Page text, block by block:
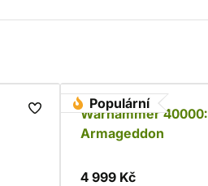
Populární
Warhammer 40000:
Armageddon
4 999 Kč